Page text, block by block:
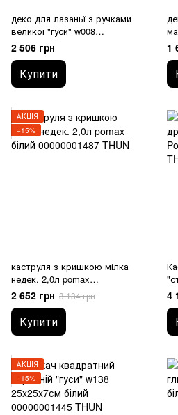
деко для лазаньї з ручками
великої "гуси" w008
39,5x29x7см 00000001436
THUN
2 506 грн
Купити
1
АКЦІЯ
−15%
каструля з кришкою мілка
недек. 2,0л pomax
00000001487 THUN
2 652 грн 3 134 грн
Купити
4
АКЦІЯ
−15%